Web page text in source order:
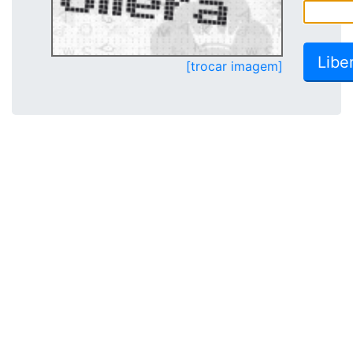
[trocar imagem]